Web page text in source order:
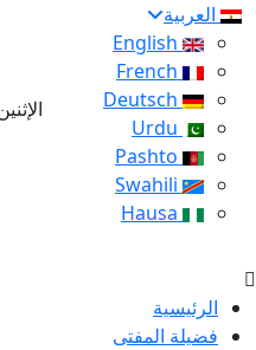
العربية
الرئيسية
فضيلة المفتى